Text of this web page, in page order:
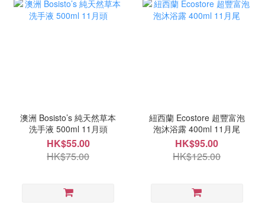
澳洲 Bosisto’s 純天然草本
洗手液 500ml 11月頭
HK$55.00
HK$75.00
紐西蘭 Ecostore 超豐富泡
泡沐浴露 400ml 11月尾
HK$95.00
HK$125.00